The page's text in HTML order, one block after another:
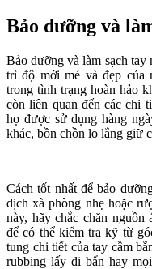
Bảo dưỡng và
Bảo dưỡng và làm sạch tay
trì độ mới mẻ và đẹp của
trong tình trạng hoàn hảo
còn liên quan đến các chi
họ được sử dụng hàng
khác, bồn chồn lo lắng giữ
Cách tốt nhất để bảo
dịch xà phòng nhẹ hoặc
này, hãy chắc chăn nguồn
để có thể kiểm tra kỹ từ
tung chi tiết của tay cầm
rubbing lấy đi bẩn hay